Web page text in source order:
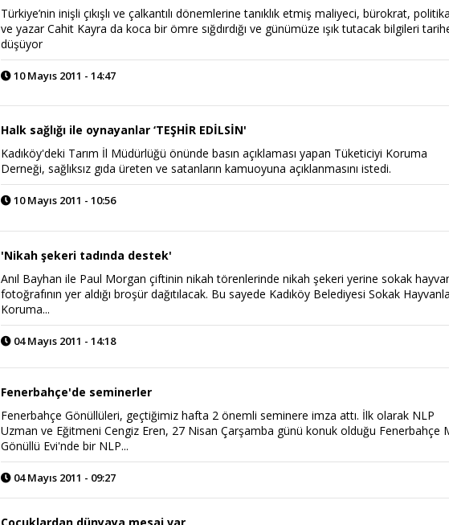
Türkiye’nin inişli çıkışlı ve çalkantılı dönemlerine tanıklık etmiş maliyeci, bürokrat,
ve yazar Cahit Kayra da koca bir ömre sığdırdığı ve günümüze ışık tutacak bilgileri
düşüyor
10 Mayıs 2011 - 14:47
Halk sağlığı ile oynayanlar ‘TEŞHİR EDİLSİN'
Kadıköy'deki Tarım İl Müdürlüğü önünde basın açıklaması yapan Tüketiciyi Koruma
Derneği, sağlıksız gıda üreten ve satanların kamuoyuna açıklanmasını istedi.
10 Mayıs 2011 - 10:56
'Nikah şekeri tadında destek'
Anıl Bayhan ile Paul Morgan çiftinin nikah törenlerinde nikah şekeri yerine sokak
fotoğrafının yer aldığı broşür dağıtılacak. Bu sayede Kadıköy Belediyesi Sokak
Koruma...
04 Mayıs 2011 - 14:18
Fenerbahçe'de seminerler
Fenerbahçe Gönüllüleri, geçtiğimiz hafta 2 önemli seminere imza attı. İlk olarak NLP
Uzman ve Eğitmeni Cengiz Eren, 27 Nisan Çarşamba günü konuk olduğu Fenerbahçe
Gönüllü Evi'nde bir NLP...
04 Mayıs 2011 - 09:27